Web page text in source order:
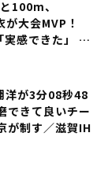
100m、
大会MVP！
実感できた」 夏
が3分08秒48
できて良いチー
が制す／滋賀IH